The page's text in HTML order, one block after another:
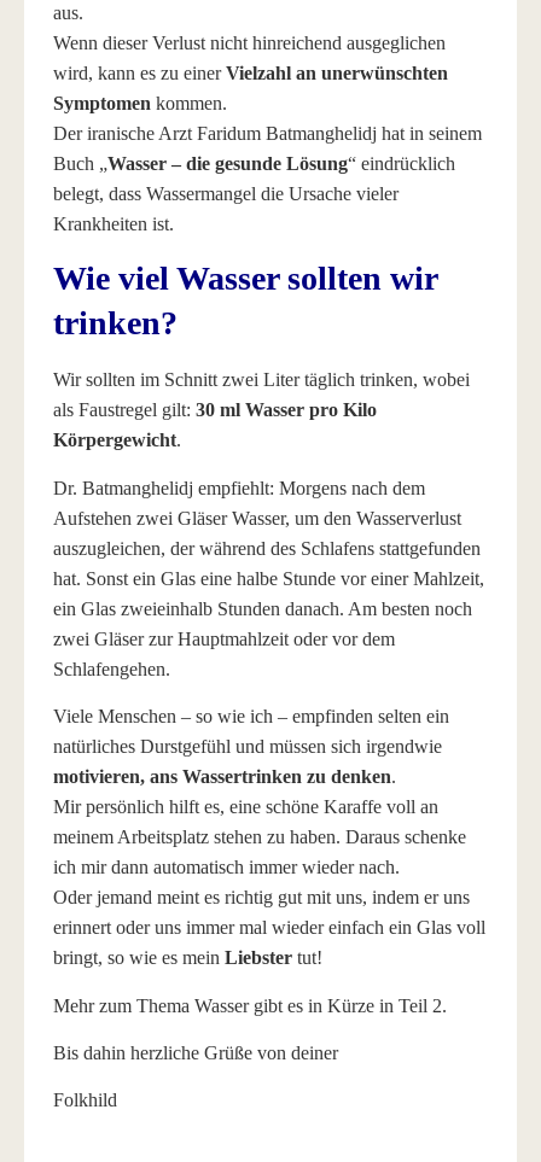
aus.
Wenn dieser Verlust nicht hinreichend ausgeglichen
wird, kann es zu einerVielzahl an unerwünschten
Symptomen kommen.
Der iranische Arzt Faridum Batmanghelidj hat in seinem
Buch „Wasser – die gesunde Lösung“ eindrücklich
belegt, dass Wassermangel die Ursache vieler
Krankheiten ist.
Wie viel Wasser sollten wir
trinken?
Wir sollten im Schnitt zwei Liter täglich trinken, wobei
als Faustregel gilt: 30 ml Wasser pro Kilo
Körpergewicht.
Dr. Batmanghelidj empfiehlt: Morgens nach dem
Aufstehen zwei Gläser Wasser, um den Wasserverlust
auszugleichen, der während des Schlafens stattgefunden
hat. Sonst ein Glas eine halbe Stunde vor einer Mahlzeit,
ein Glas zweieinhalb Stunden danach. Am besten noch
zwei Gläser zur Hauptmahlzeit oder vor dem
Schlafengehen.
Viele Menschen – so wie ich – empfinden selten ein
natürliches Durstgefühl und müssen sich irgendwie
motivieren, ans Wassertrinken zu denken.
Mir persönlich hilft es, eine schöne Karaffe voll an
meinem Arbeitsplatz stehen zu haben. Daraus schenke
ich mir dann automatisch immer wieder nach.
Oder jemand meint es richtig gut mit uns, indem er uns
erinnert oder uns immer mal wieder einfach ein Glas voll
bringt, so wie es mein Liebster tut!
Mehr zum Thema Wasser gibt es in Kürze in Teil 2.
Bis dahin herzliche Grüße von deiner
Folkhild